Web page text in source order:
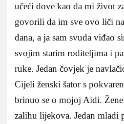
učeći dove kao da mi život
govorili da im sve ovo liči
dana, a ja sam svuda viđao
svojim starim roditeljima i
ruke. Jedan čovjek je
Cijeli ženski šator s
brinuo se o mojoj Aidi. Žene
zalihu lijekova. Jedan mladi